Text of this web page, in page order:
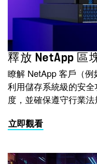
釋放 NetApp 區
瞭解 NetApp 客戶（
利用儲存系統級的安
度，並確保遵守行業法
立即觀看